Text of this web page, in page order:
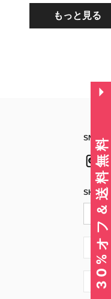
もっと見る
SNSフ
SHEIN
JP +
JP +
30%オフ＆送料無料